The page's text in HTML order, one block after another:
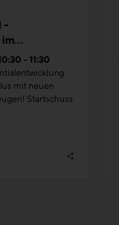
-
- 11:30
mit neuen
Startschuss